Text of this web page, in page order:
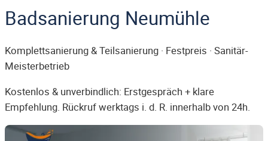
Badsanierung Neumühle
Komplettsanierung & Teilsanierung · Festpreis · Sanitär-
Meisterbetrieb
Kostenlos & unverbindlich: Erstgespräch + klare
Empfehlung. Rückruf werktags i. d. R. innerhalb von 24h.